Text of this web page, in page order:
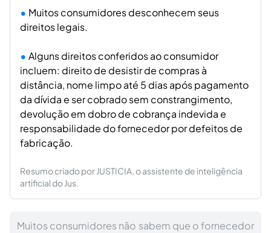
Muitos consumidores desconhecem seus
direitos legais.
Alguns direitos conferidos ao consumidor
incluem: direito de desistir de compras à
distância, nome limpo até 5 dias após pagamento
da dívida e ser cobrado sem constrangimento,
devolução em dobro de cobrança indevida e
responsabilidade do fornecedor por defeitos de
fabricação.
Resumo criado por JUSTICIA, o assistente de inteligência
artificial do Jus.
Muitos consumidores não sabem que o fornecedor